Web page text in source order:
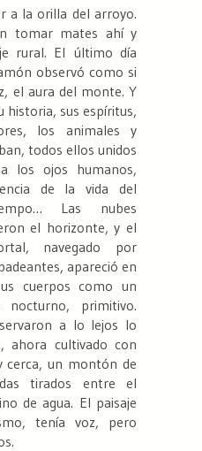
a la orilla del arroyo.
tomar mates ahí y
rural. El último día
observó como si
el aura del monte. Y
historia, sus espíritus,
los animales y
todos ellos unidos
los ojos humanos,
de la vida del
Las nubes
el horizonte, y el
navegado por
apareció en
cuerpos como un
primitivo.
a lo lejos lo
ahora cultivado con
cerca, un montón de
tirados entre el
de agua. El paisaje
tenía voz, pero